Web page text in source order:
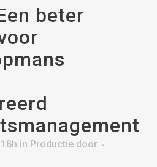
beter
in Productie door